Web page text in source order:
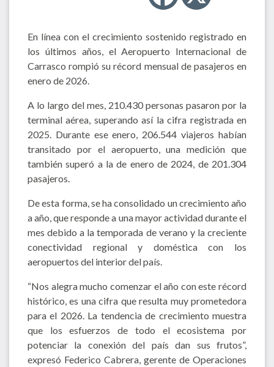
En línea con el crecimiento sostenido registrado en
los últimos años, el Aeropuerto Internacional de
Carrasco rompió su récord mensual de pasajeros en
enero de 2026.
A lo largo del mes, 210.430 personas pasaron por la
terminal aérea, superando así la cifra registrada en
2025. Durante ese enero, 206.544 viajeros habían
transitado por el aeropuerto, una medición que
también superó a la de enero de 2024, de 201.304
pasajeros.
De esta forma, se ha consolidado un crecimiento año
a año, que responde a una mayor actividad durante el
mes debido a la temporada de verano y la creciente
conectividad regional y doméstica con los
aeropuertos del interior del país.
“Nos alegra mucho comenzar el año con este récord
histórico, es una cifra que resulta muy prometedora
para el 2026. La tendencia de crecimiento muestra
que los esfuerzos de todo el ecosistema por
potenciar la conexión del país dan sus frutos”,
expresó Federico Cabrera, gerente de Operaciones